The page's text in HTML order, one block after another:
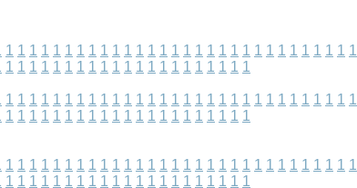
1 1 1 1 1 1 1 1 1 1 1 1 1 1 1 1 1 1 1 1 1 1 1 1 1 1 1 1 1 1
1 1 1 1 1 1 1 1 1 1 1 1 1 1 1 1 1 1 1 1 1
1 1 1 1 1 1 1 1 1 1 1 1 1 1 1 1 1 1 1 1 1 1 1 1 1 1 1 1 1 1
1 1 1 1 1 1 1 1 1 1 1 1 1 1 1 1 1 1 1 1 1
1 1 1 1 1 1 1 1 1 1 1 1 1 1 1 1 1 1 1 1 1 1 1 1 1 1 1 1 1 1
1 1 1 1 1 1 1 1 1 1 1 1 1 1 1 1 1 1 1 1 1